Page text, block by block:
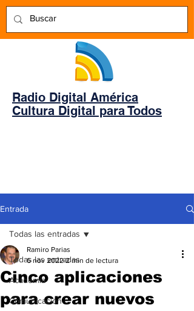
Radio Digital América
Cultura Digital para Todos
Entrada
Todas las entradas
Academia
Comunicación
Todas las entradas
Cinco aplicaciones
para crear nuevos
Ramiro Parias
6 nov 2022 2 min de lectura